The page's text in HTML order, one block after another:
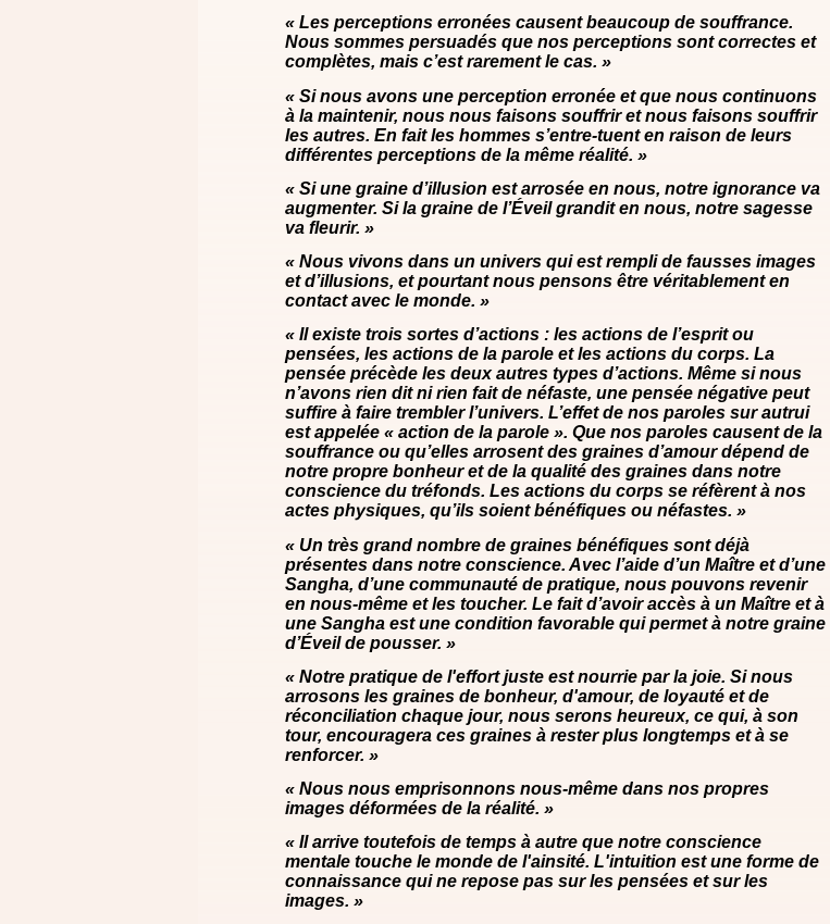
« Les perceptions erronées causent beaucoup de souffrance.
Nous sommes persuadés que nos perceptions sont correctes et
complètes, mais c’est rarement le cas. »
« Si nous avons une perception erronée et que nous continuons
à la maintenir, nous nous faisons souffrir et nous faisons souffrir
les autres. En fait les hommes s’entre-tuent en raison de leurs
différentes perceptions de la même réalité. »
« Si une graine d’illusion est arrosée en nous, notre ignorance va
augmenter. Si la graine de l’Éveil grandit en nous, notre sagesse
va fleurir. »
« Nous vivons dans un univers qui est rempli de fausses images
et d’illusions, et pourtant nous pensons être véritablement en
contact avec le monde. »
« Il existe trois sortes d’actions : les actions de l’esprit ou
pensées, les actions de la parole et les actions du corps. La
pensée précède les deux autres types d’actions. Même si nous
n’avons rien dit ni rien fait de néfaste, une pensée négative peut
suffire à faire trembler l’univers. L’effet de nos paroles sur autrui
est appelée « action de la parole ». Que nos paroles causent de la
souffrance ou qu’elles arrosent des graines d’amour dépend de
notre propre bonheur et de la qualité des graines dans notre
conscience du tréfonds. Les actions du corps se réfèrent à nos
actes physiques, qu’ils soient bénéfiques ou néfastes. »
« Un très grand nombre de graines bénéfiques sont déjà
présentes dans notre conscience. Avec l’aide d’un Maître et d’une
Sangha, d’une communauté de pratique, nous pouvons revenir
en nous-même et les toucher. Le fait d’avoir accès à un Maître et à
une Sangha est une condition favorable qui permet à notre graine
d’Éveil de pousser. »
« Notre pratique de l'effort juste est nourrie par la joie. Si nous
arrosons les graines de bonheur, d'amour, de loyauté et de
réconciliation chaque jour, nous serons heureux, ce qui, à son
tour, encouragera ces graines à rester plus longtemps et à se
renforcer. »
« Nous nous emprisonnons nous-même dans nos propres
images déformées de la réalité. »
« Il arrive toutefois de temps à autre que notre conscience
mentale touche le monde de l'ainsité. L'intuition est une forme de
connaissance qui ne repose pas sur les pensées et sur les
images. »